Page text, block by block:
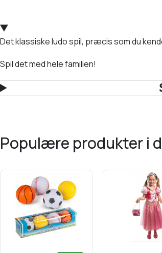
Det klassiske ludo spil, præcis som du
Spil det med hele familien!
populære produkter i